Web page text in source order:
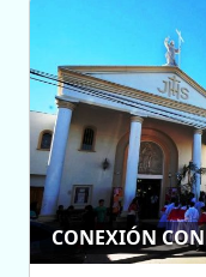
CONEXIÓN